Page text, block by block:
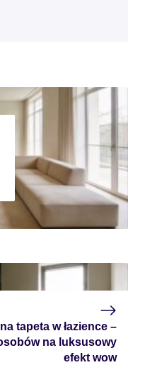
tapeta w łazience –
na luksusowy
efekt wow